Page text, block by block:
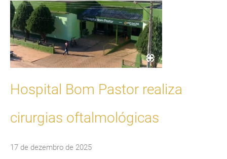
Hospital Bom Pastor realiza
cirurgias oftalmológicas
17 de dezembro de 2025